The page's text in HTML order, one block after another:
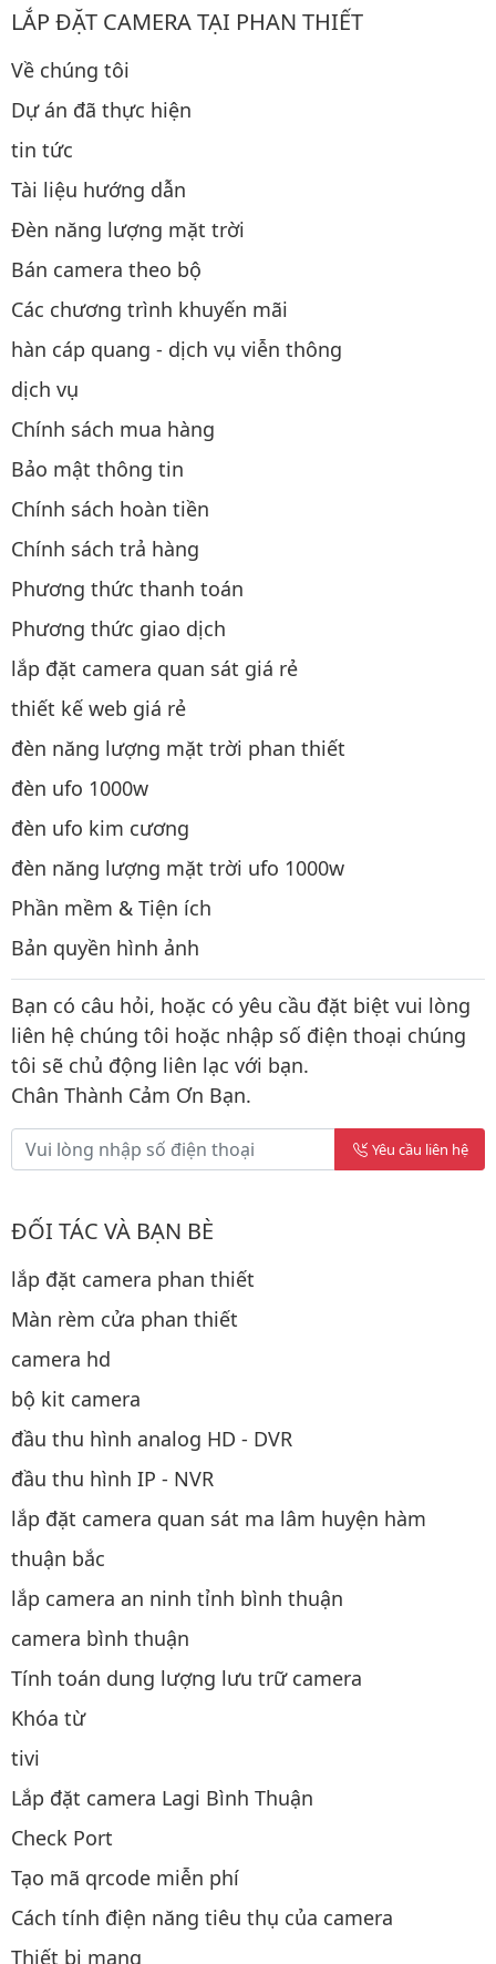
LẮP ĐẶT CAMERA TẠI PHAN THIẾT
Về chúng tôi
Dự án đã thực hiện
tin tức
Tài liệu hướng dẫn
Đèn năng lượng mặt trời
Bán camera theo bộ
Các chương trình khuyến mãi
hàn cáp quang - dịch vụ viễn thông
dịch vụ
Chính sách mua hàng
Bảo mật thông tin
Chính sách hoàn tiền
Chính sách trả hàng
Phương thức thanh toán
Phương thức giao dịch
lắp đặt camera quan sát giá rẻ
thiết kế web giá rẻ
đèn năng lượng mặt trời phan thiết
đèn ufo 1000w
đèn ufo kim cương
đèn năng lượng mặt trời ufo 1000w
Phần mềm & Tiện ích
Bản quyền hình ảnh
Bạn có câu hỏi, hoặc có yêu cầu đặt biệt vui lòng
liên hệ chúng tôi hoặc nhập số điện thoại chúng
tôi sẽ chủ động liên lạc với bạn.
Chân Thành Cảm Ơn Bạn.
Yêu cầu liên hệ
ĐỐI TÁC VÀ BẠN BÈ
lắp đặt camera phan thiết
Màn rèm cửa phan thiết
camera hd
bộ kit camera
đầu thu hình analog HD - DVR
đầu thu hình IP - NVR
lắp đặt camera quan sát ma lâm huyện hàm
thuận bắc
lắp camera an ninh tỉnh bình thuận
camera bình thuận
Tính toán dung lượng lưu trữ camera
Khóa từ
tivi
Lắp đặt camera Lagi Bình Thuận
Check Port
Tạo mã qrcode miễn phí
Cách tính điện năng tiêu thụ của camera
Thiết bị mạng